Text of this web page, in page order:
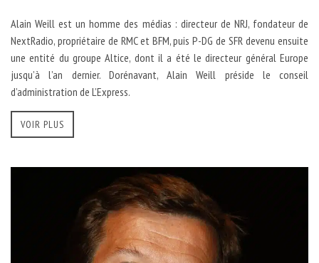
Alain Weill est un homme des médias : directeur de NRJ, fondateur de
NextRadio, propriétaire de RMC et BFM, puis P-DG de SFR devenu ensuite
une entité du groupe Altice, dont il a été le directeur général Europe
jusqu’à l’an dernier. Dorénavant, Alain Weill préside le conseil
d’administration de L’Express.
VOIR PLUS